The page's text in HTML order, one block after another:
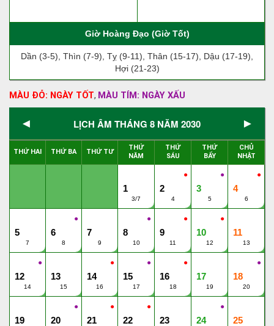
Giờ Hoàng Đạo (Giờ Tốt)
Dần (3-5), Thìn (7-9), Tỵ (9-11), Thân (15-17), Dậu (17-19),
Hợi (21-23)
MÀU ĐỎ: NGÀY TỐT, MÀU TÍM: NGÀY XẤU
◄ LỊCH ÂM THÁNG 8 NĂM 2030 ►
THỨ HAI THỨ BA THỨ TƯ
THỨ
NĂM
THỨ
SÁU
THỨ
BẨY
CHỦ
NHẬT
1
3/7
●
2
4
●
3
5
●
4
6
5
7
●
6
8
7
9
●
8
10
●
9
11
●
10
12
11
13
●
12
14
13
15
●
14
16
●
15
17
●
16
18
17
19
●
18
20
19
●
20
●
21
●
22 23
●
24 25